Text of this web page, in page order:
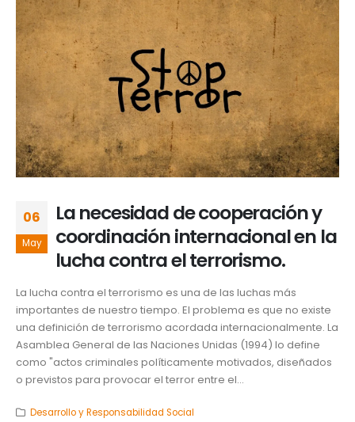
06
May
La necesidad de cooperación y
coordinación internacional en la
lucha contra el terrorismo.
La lucha contra el terrorismo es una de las luchas más
importantes de nuestro tiempo. El problema es que no existe
una definición de terrorismo acordada internacionalmente. La
Asamblea General de las Naciones Unidas (1994) lo define
como "actos criminales políticamente motivados, diseñados
o previstos para provocar el terror entre el...
Desarrollo y Responsabilidad Social